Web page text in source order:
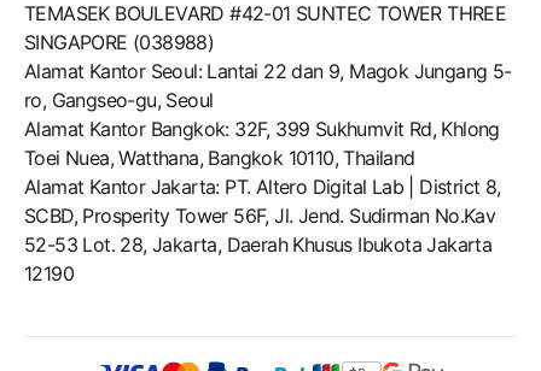
TEMASEK BOULEVARD #42-01 SUNTEC TOWER THREE
SINGAPORE (038988)
Alamat Kantor Seoul: Lantai 22 dan 9, Magok Jungang 5-
ro, Gangseo-gu, Seoul
Alamat Kantor Bangkok: 32F, 399 Sukhumvit Rd, Khlong
Toei Nuea, Watthana, Bangkok 10110, Thailand
Alamat Kantor Jakarta: PT. Altero Digital Lab | District 8,
SCBD, Prosperity Tower 56F, Jl. Jend. Sudirman No.Kav
52-53 Lot. 28, Jakarta, Daerah Khusus Ibukota Jakarta
12190